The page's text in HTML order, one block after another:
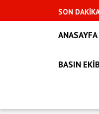
SON
ANASAYFA
BASIN